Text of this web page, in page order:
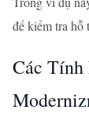
để kiểm tra hỗ
Các Tính